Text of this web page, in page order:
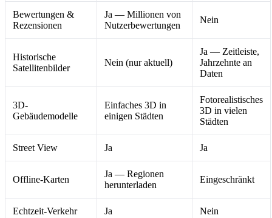
Bewertungen &
Rezensionen
Ja — Millionen von
Nutzerbewertungen
Nein
Historische
Satellitenbilder
Nein (nur aktuell)
Ja — Zeitleiste,
Jahrzehnte an
Daten
3D-
Gebäudemodelle
Einfaches 3D in
einigen Städten
Fotorealistisches
3D in vielen
Städten
Street View Ja Ja
Offline-Karten
Ja — Regionen
herunterladen
Eingeschränkt
Echtzeit-Verkehr Ja Nein